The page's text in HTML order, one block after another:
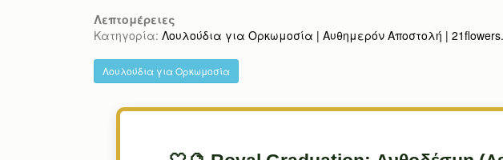
Λεπτομέρειες
Κατηγορία: Λουλούδια για Ορκωμοσία | Αυθημερόν Αποστολή |
Λουλούδια για Ορκωμοσία